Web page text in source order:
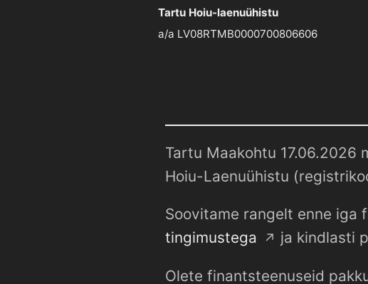
Tartu Hoiu-laenuühistu
a/a LV08RTMB0000700806606
Tartu Maakohtu
Hoiu-Laenuühistu
Soovitame rangelt enne iga
tingimustega
ja kindlasti
Olete finantsteenuseid